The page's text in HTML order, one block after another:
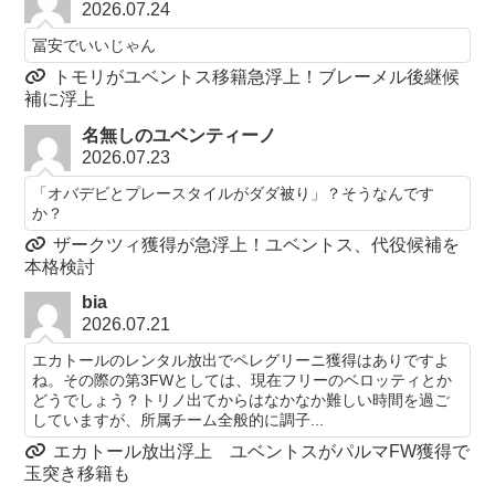
2026.07.24
冨安でいいじゃん
トモリがユベントス移籍急浮上！ブレーメル後継候
補に浮上
名無しのユベンティーノ
2026.07.23
「オバデビとプレースタイルがダダ被り」？そうなんです
か？
ザークツィ獲得が急浮上！ユベントス、代役候補を
本格検討
bia
2026.07.21
エカトールのレンタル放出でペレグリーニ獲得はありですよ
ね。その際の第3FWとしては、現在フリーのベロッティとか
どうでしょう？トリノ出てからはなかなか難しい時間を過ご
していますが、所属チーム全般的に調子...
エカトール放出浮上 ユベントスがパルマFW獲得で
玉突き移籍も